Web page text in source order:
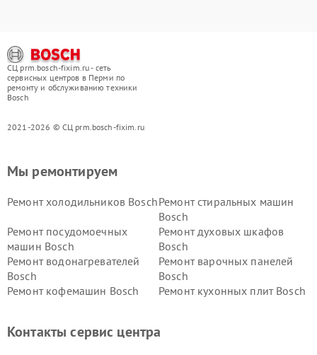
СЦ prm.bosch-fixim.ru - сеть
сервисных центров в Перми по
ремонту и обслуживанию техники
Bosch
2021-2026 © СЦ prm.bosch-fixim.ru
Мы ремонтируем
Ремонт холодильников BoschРемонт стиральных машин
Bosch
Ремонт посудомоечных
машин Bosch
Ремонт духовых шкафов
Bosch
Ремонт водонагревателей
Bosch
Ремонт варочных панелей
Bosch
Ремонт кофемашин Bosch
Ремонт кухонных плит Bosch
Ремонт сушильных автоматовРемонт морозильных камер
Контакты сервис центра